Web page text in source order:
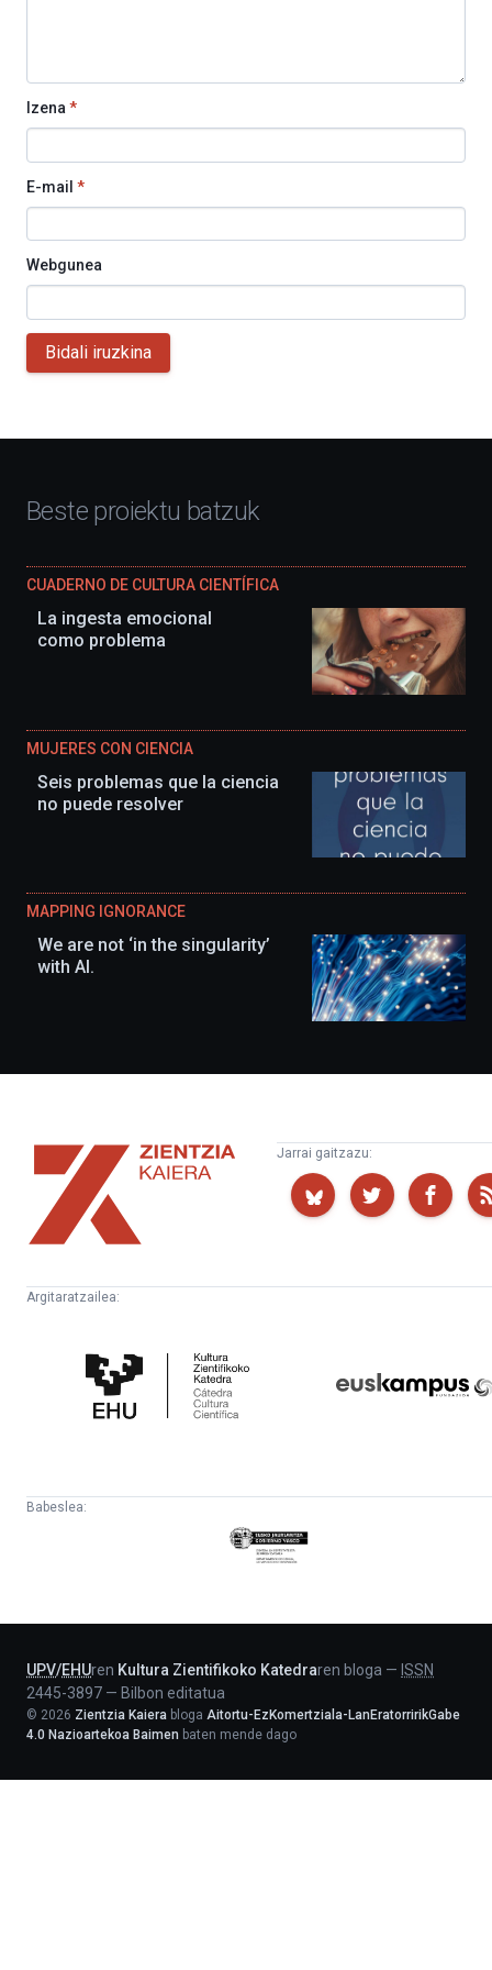
Izena*
E-mail *
Webgunea
Bidali iruzkina
Beste proiektu batzuk
CUADERNO DE CULTURA CIENTÍFICA
La ingesta emocional
como problema
MUJERES CON CIENCIA
Seis problemas que la ciencia
no puede resolver
MAPPING IGNORANCE
We are not ‘in the singularity’
with AI.
Zientzia
Kaiera
Jarrai gaitzazu:
Argitaratzailea:
Zientifikoko
Katedra
Babeslea:
Eusko
Jaurlaritza
UPV/EHUren Kultura Zientifikoko Katedraren bloga — ISSN
2445-3897 — Bilbon editatua
© 2026 Zientzia Kaiera bloga Aitortu-EzKomertziala-LanEratorririkGabe
4.0 Nazioartekoa Baimen baten mende dago